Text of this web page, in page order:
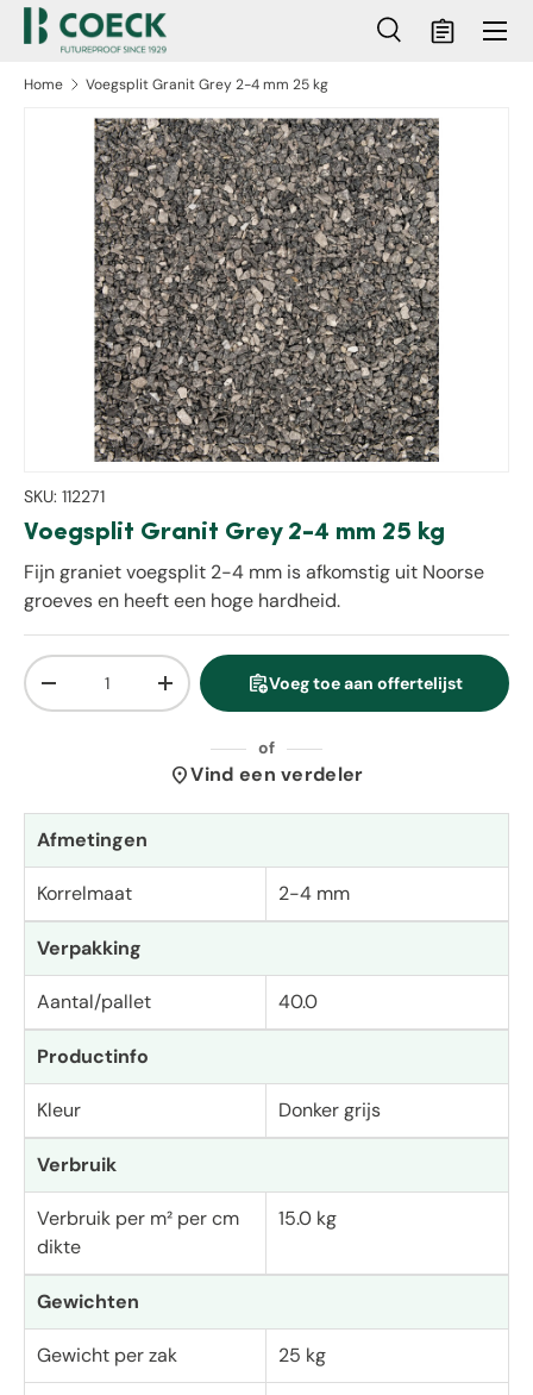
naar inhoud
Zoeken
ZoekenMandje
Menu
Home Voegsplit Granit Grey 2-4 mm 25 kg
naar productinformatie
SKU: 112271
Voegsplit Granit Grey 2-4 mm 25 kg
Fijn graniet voegsplit 2-4 mm is afkomstig uit Noorse
groeves en heeft een hoge hardheid.
Aantal
Verlaag de hoeveelheidVerhoog de hoeveelheid
assignment_add Voeg toe aan offertelijst
of
location_onVind een verdeler
Afmetingen
Korrelmaat 2-4 mm
Verpakking
Aantal/pallet 40.0
Productinfo
Kleur Donker grijs
Verbruik
Verbruik per m² per cm
dikte
15.0 kg
Gewichten
Gewicht per zak 25 kg